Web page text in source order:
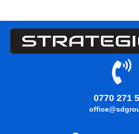
0770 271